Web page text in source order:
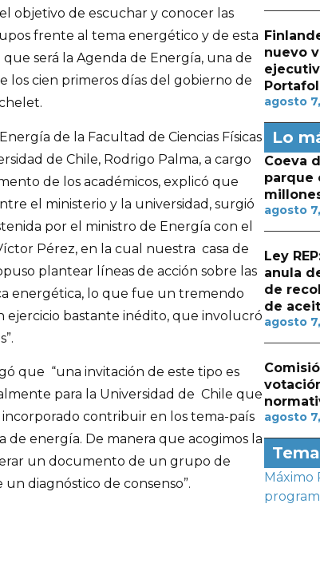
objetivo de escuchar y conocer las
frente al tema energético y de esta
será la Agenda de Energía, una de
los cien primeros días del gobierno de
de la Facultad de Ciencias Físicas
de Chile, Rodrigo Palma, a cargo
de los académicos, explicó que
el ministerio y la universidad, surgió
por el ministro de Energía con el
Pérez, en la cual nuestra casa de
plantear líneas de acción sobre las
energética, lo que fue un tremendo
ejercicio bastante inédito, que involucró
que “una invitación de este tipo es
para la Universidad de Chile que
incorporado contribuir en los tema-país
de energía. De manera que acogimos la
un documento de un grupo de
diagnóstico de consenso”.
nuevo
agosto
Lo
Coeva
parque
agosto
Ley
anula
de
de
agosto
agosto
Máximo